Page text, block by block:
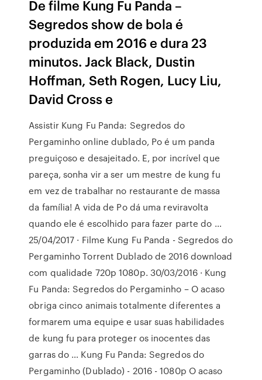
De filme Kung Fu Panda –
Segredos show de bola é
produzida em 2016 e dura 23
minutos. Jack Black, Dustin
Hoffman, Seth Rogen, Lucy Liu,
David Cross e
Assistir Kung Fu Panda: Segredos do
Pergaminho online dublado, Po é um panda
preguiçoso e desajeitado. E, por incrível que
pareça, sonha vir a ser um mestre de kung fu
em vez de trabalhar no restaurante de massa
da família! A vida de Po dá uma reviravolta
quando ele é escolhido para fazer parte do …
25/04/2017 · Filme Kung Fu Panda - Segredos do
Pergaminho Torrent Dublado de 2016 download
com qualidade 720p 1080p. 30/03/2016 · Kung
Fu Panda: Segredos do Pergaminho – O acaso
obriga cinco animais totalmente diferentes a
formarem uma equipe e usar suas habilidades
de kung fu para proteger os inocentes das
garras do … Kung Fu Panda: Segredos do
Pergaminho (Dublado) - 2016 - 1080p O acaso